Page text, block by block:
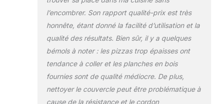
l’encombrer. Son rapport qualité-prix est très
honnête, étant donné la facilité d’utilisation et la
qualité des résultats. Bien sûr, il y a quelques
bémols à noter : les pizzas trop épaisses ont
tendance à coller et les planches en bois
fournies sont de qualité médiocre. De plus,
nettoyer le couvercle peut être problématique à
cause de la résistance et le cordon